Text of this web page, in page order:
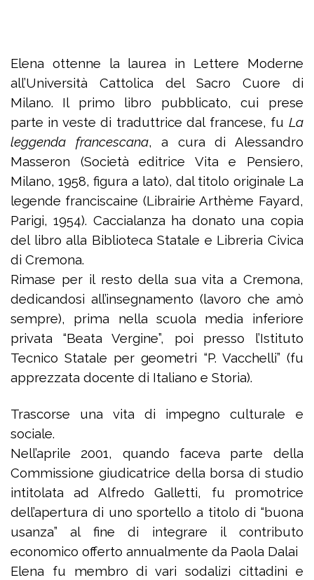
Elena ottenne la laurea in Lettere Moderne
all’Università Cattolica del Sacro Cuore di
Milano. Il primo libro pubblicato, cui prese
parte in veste di traduttrice dal francese, fu La
leggenda francescana, a cura di Alessandro
Masseron (Società editrice Vita e Pensiero,
Milano, 1958, figura a lato), dal titolo originale La
legende franciscaine (Librairie Arthème Fayard,
Parigi, 1954). Caccialanza ha donato una copia
del libro alla Biblioteca Statale e Libreria Civica
di Cremona.
Rimase per il resto della sua vita a Cremona,
dedicandosi all’insegnamento (lavoro che amò
sempre), prima nella scuola media inferiore
privata “Beata Vergine”, poi presso l’Istituto
Tecnico Statale per geometri “P. Vacchelli” (fu
apprezzata docente di Italiano e Storia).
Trascorse una vita di impegno culturale e
sociale.
Nell’aprile 2001, quando faceva parte della
Commissione giudicatrice della borsa di studio
intitolata ad Alfredo Galletti, fu promotrice
dell’apertura di uno sportello a titolo di “buona
usanza” al fine di integrare il contributo
economico offerto annualmente da Paola Dalai
Elena fu membro di vari sodalizi cittadini e